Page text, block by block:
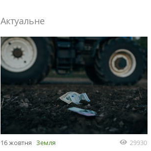
Актуальне
16 жовтня Земля 29930